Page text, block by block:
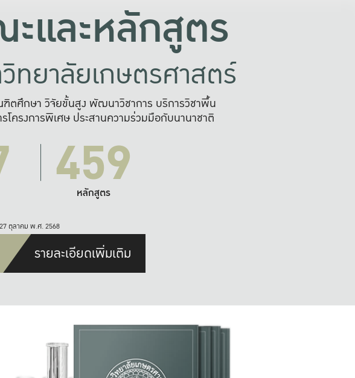
และหลักสูตร
ทยาลัยเกษตรศาสตร์
ตศึกษา วิจัยขั้นสูง พัฒนาวิชาการ บริการวิชาพื้น
โครงการพิเศษ ประสานความร่วมมือกับนานาชาติ
459
หลักสูตร
ตุลาคม พ.ศ. 2568
รายละเอียดเพิ่มเติม